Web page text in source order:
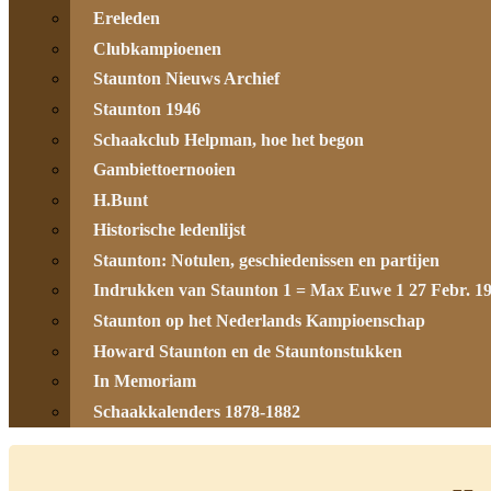
Ereleden
Clubkampioenen
Staunton Nieuws Archief
Staunton 1946
Schaakclub Helpman, hoe het begon
Gambiettoernooien
H.Bunt
Historische ledenlijst
Staunton: Notulen, geschiedenissen en partijen
Indrukken van Staunton 1 = Max Euwe 1 27 Febr.
Staunton op het Nederlands Kampioenschap
Howard Staunton en de Stauntonstukken
In Memoriam
Schaakkalenders 1878-1882